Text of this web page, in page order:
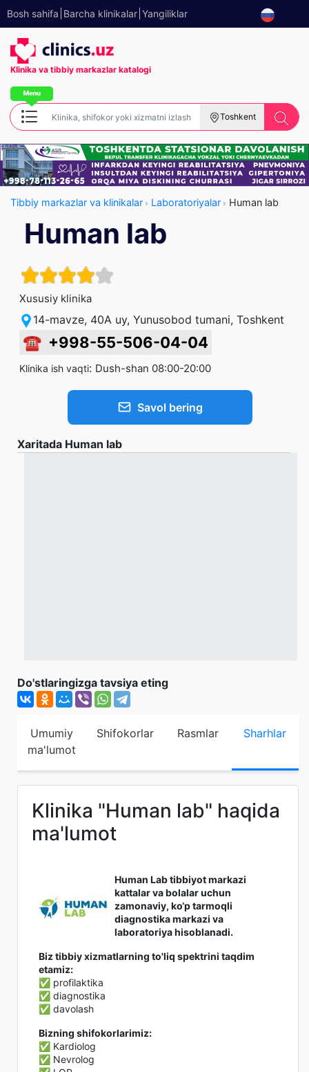
Bosh sahifa Barcha klinikalar Yangiliklar
Klinika va tibbiy markazlar katalogi
Toshkent
Tibbiy markazlar va klinikalar Laboratoriyalar Human lab
Human lab
Xususiy klinika
14-mavze, 40A uy, Yunusobod tumani, Toshkent
☎ +998-55-506-04-04
Klinika ish vaqti: Dush-shan 08:00-20:00
Savol bering
Xaritada Human lab
Do'stlaringizga tavsiya eting
Umumiy
ma'lumot
Shifokorlar Rasmlar Sharhlar
Klinika "Human lab" haqida
ma'lumot
Human Lab tibbiyot markazi
kattalar va bolalar uchun
zamonaviy, ko‘p tarmoqli
diagnostika markazi va
laboratoriya hisoblanadi.
Biz tibbiy xizmatlarning to'liq spektrini taqdim
etamiz:
✅ profilaktika
✅ diagnostika
✅ davolash
Bizning shifokorlarimiz:
✅ Kardiolog
✅ Nevrolog